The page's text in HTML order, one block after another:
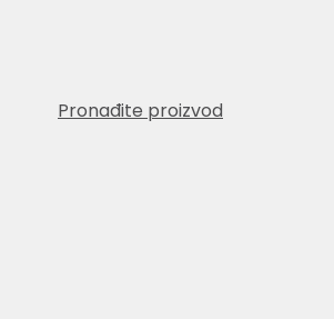
Pronađite proizvod